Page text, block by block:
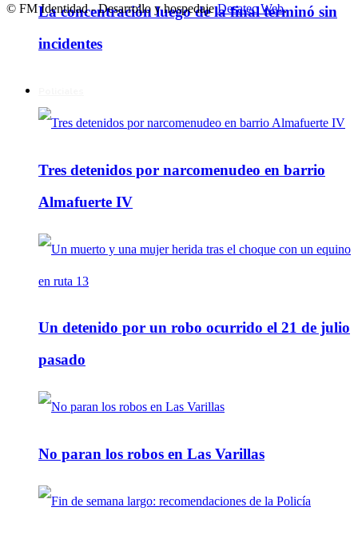
La concentración luego de la final terminó sin
incidentes
Tres detenidos por narcomenudeo en barrio
Almafuerte IV
Un detenido por un robo ocurrido el 21 de julio
pasado
No paran los robos en Las Varillas
© FM Identidad - Desarrollo y hospedajeDesatec Web.